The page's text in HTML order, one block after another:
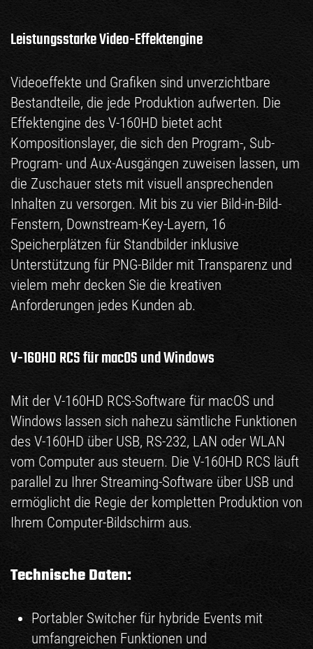
Leistungsstarke Video-Effektengine
Videoeffekte und Grafiken sind unverzichtbare
Bestandteile, die jede Produktion aufwerten. Die
Effektengine des V-160HD bietet acht
Kompositionslayer, die sich den Program-, Sub-
Program- und Aux-Ausgängen zuweisen lassen, um
die Zuschauer stets mit visuell ansprechenden
Inhalten zu versorgen. Mit bis zu vier Bild-in-Bild-
Fenstern, Downstream-Key-Layern, 16
Speicherplätzen für Standbilder inklusive
Unterstützung für PNG-Bilder mit Transparenz und
vielem mehr decken Sie die kreativen
Anforderungen jedes Kunden ab.
V-160HD RCS für macOS und Windows
Mit der V-160HD RCS-Software für macOS und
Windows lassen sich nahezu sämtliche Funktionen
des V-160HD über USB, RS-232, LAN oder WLAN
vom Computer aus steuern. Die V-160HD RCS läuft
parallel zu Ihrer Streaming-Software über USB und
ermöglicht die Regie der kompletten Produktion von
Ihrem Computer-Bildschirm aus.
Technische Daten:
Portabler Switcher für hybride Events mit
umfangreichen Funktionen und